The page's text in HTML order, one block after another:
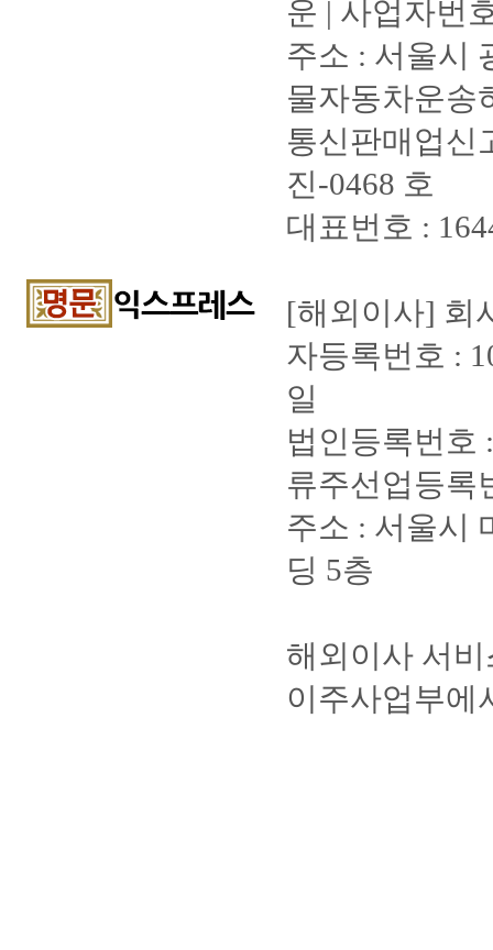
운 | 사업자번
주소 : 서울시
물자동차운송
통신판매업신
진-0468 호
대표번호 :
[해외이사] 회
자등록번호 :
일
법인등록번호
류주선업등록
주소 : 서울시
딩 5층
해외이사 서
이주사업부에